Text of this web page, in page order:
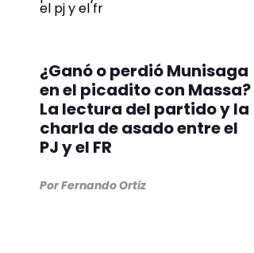
¿Ganó o perdió Munisaga
en el picadito con Massa?
La lectura del partido y la
charla de asado entre el
PJ y el FR
Por Fernando Ortiz